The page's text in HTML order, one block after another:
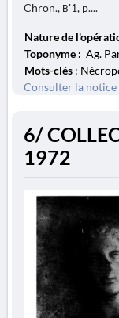
Chron., Β'1, p....
Nature de
Toponyme : Ag.
Mots-clés :
Consulter la notice
6/
1972